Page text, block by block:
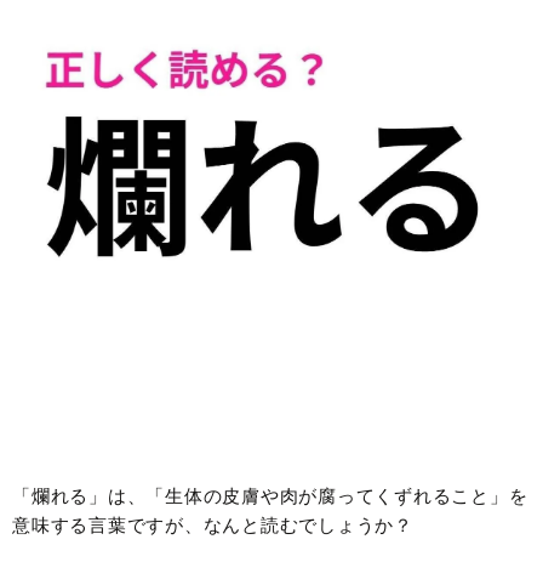
「爛れる」は、「生体の皮膚や肉が腐ってくずれること」を
意味する言葉ですが、なんと読むでしょうか？